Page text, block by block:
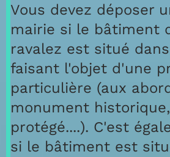
Vous devez déposer
mairie si le bâtiment
ravalez est situé
faisant l'objet d'une
particulière (aux
monument
protégé....). C'est
si le bâtiment est